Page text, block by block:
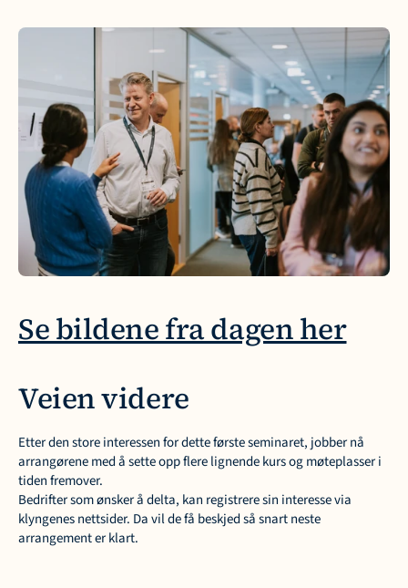
Se bildene fra dagen her
Veien videre
Etter den store interessen for dette første seminaret, jobber nå
arrangørene med å sette opp flere lignende kurs og møteplasser i
tiden fremover.
Bedrifter som ønsker å delta, kan registrere sin interesse via
klyngenes nettsider. Da vil de få beskjed så snart neste
arrangement er klart.